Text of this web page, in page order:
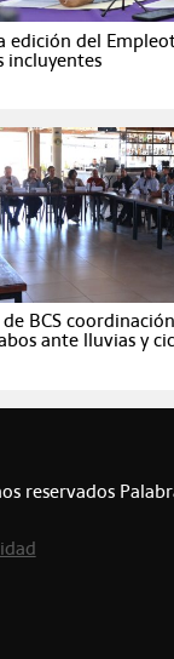
edición del
incluyentes
BCS
ante lluvias y
reservados